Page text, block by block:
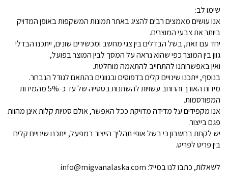
שימו לב:
אנו עושים מאמצים רבים להציג באתר תמונות המשקפות באופן המדויק
ביותר את צבעי המוצרים.
יחד עם זאת, בשל הבדלים בין צגי מחשב ומכשירים שונים, ייתכנו הבדלי
גוון בין המוצר כפי שהוא נראה על המסך לבין המוצר בפועל,
ואין באפשרותנו להתחייב להתאמה מוחלטת.
בנוסף, ייתכנו שינויים קלים בדפוסים ובגוונים בהתאם לגודל הנבחר.
מידות האורך והרוחב עשויות להשתנות בסטייה של עד כ-5% מהמידות
המפורסמות.
אנו מקפידים על מדידה מדויקת ככל האפשר, אולם סטיות קלות אינן מהוות
פגם בייצור.
יש לקחת בחשבון כי בשל אופי תהליך הייצור במפעל, ייתכנו שינויים קלים
בין פריט לפריט.
לשאלות, כתבו לנו במייל: info@migvanalaska.com